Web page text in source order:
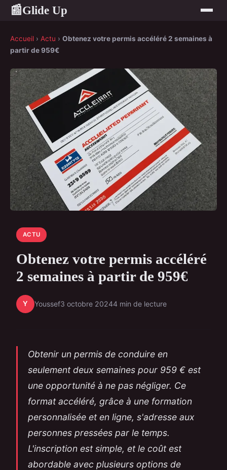
📰Glide Up
Accueil › Actu › Obtenez votre permis accéléré 2 semaines à
partir de 959€
ACTU
Obtenez votre permis accéléré
2 semaines à partir de 959€
Y Youssef3 octobre 20244 min de lecture
Obtenir un permis de conduire en
seulement deux semaines pour 959 € est
une opportunité à ne pas négliger. Ce
format accéléré, grâce à une formation
personnalisée et en ligne, s'adresse aux
personnes pressées par le temps.
L'inscription est simple, et le coût est
abordable avec plusieurs options de